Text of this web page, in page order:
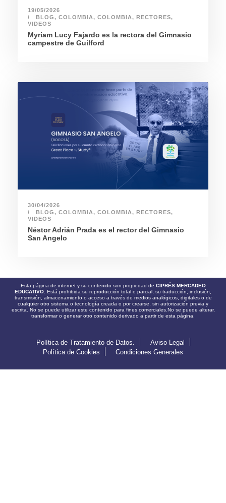
19/05/2026
BLOG, COLOMBIA, COLOMBIA, RECTORES,
VIDEOS
Myriam Lucy Fajardo es la rectora del Gimnasio
campestre de Guilford
30/04/2026
BLOG, COLOMBIA, COLOMBIA, RECTORES,
VIDEOS
Néstor Adrián Prada es el rector del Gimnasio
San Angelo
Esta página de internet y su contenido son propiedad de CIPRÉS MERCADEO
EDUCATIVO. Está prohibida su reproducción total o parcial, su traducción, inclusión,
transmisión, almacenamiento o acceso a través de medios analógicos, digitales o de
cualquier otro sistema o tecnología creada o por crearse, sin autorización previa y
escrita. No se puede utilizar este contenido para fines comerciales.No se puede alterar,
transformar o generar otro contenido derivado a partir de esta página.
Política de Tratamiento de Datos.
Aviso Legal
Política de Cookies
Condiciones Generales